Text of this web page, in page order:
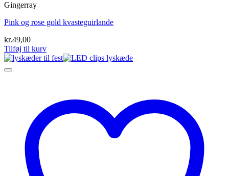
Gingerray
Pink og rose gold kvasteguirlande
kr.49,00
Tilføj til kurv